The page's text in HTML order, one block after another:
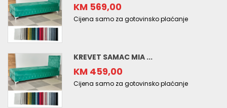
KM 569,00
Cijena samo za gotovinsko plaćanje
KREVET SAMAC MIA ...
KM 459,00
Cijena samo za gotovinsko plaćanje